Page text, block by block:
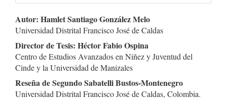
Contenido
principal
del
artículo
Autor: Hamlet Santiago González Melo
Universidad Distrital Francisco José de Caldas
Director de Tesis: Héctor Fabio Ospina
Centro de Estudios Avanzados en Niñez y Juventud del
Cinde y la Universidad de Manizales
Reseña de Segundo Sabatelli Bustos-Montenegro
Universidad Distrital Francisco José de Caldas, Colombia.